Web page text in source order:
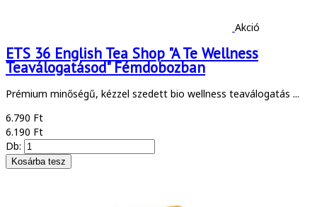
Akció
ETS 36 English Tea Shop "A Te Wellness
Teaválogatásod" Fémdobozban
Prémium minőségű, kézzel szedett bio wellness teaválogatás ...
6.790 Ft
6.190 Ft
Db: